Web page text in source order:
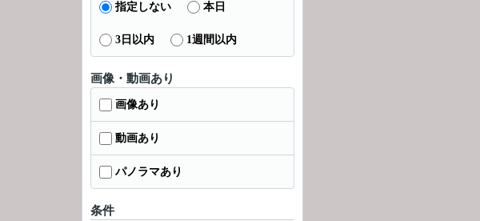
指定しない 本日
3日以内 1週間以内
画像・動画あり
画像あり
動画あり
パノラマあり
条件